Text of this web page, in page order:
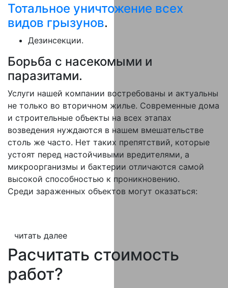
Тотальное уничтожение всех
видов грызунов.
Дезинсекции.
Борьба с насекомыми и
паразитами.
Услуги нашей компании востребованы и актуальны
не только во вторичном жилье. Современные дома
и строительные объекты на всех этапах
возведения нуждаются в нашем вмешательстве
столь же часто. Нет таких препятствий, которые
устоят перед настойчивыми вредителями, а
микроорганизмы и бактерии отличаются самой
высокой способностью к проникновению.
Среди зараженных объектов могут оказаться:
читать далее
Расчитать стоимость
работ?